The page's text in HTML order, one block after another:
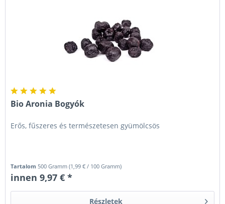
Bio Aronia Bogyók
Erős, fűszeres és természetesen gyümölcsös
Tartalom 500 Gramm(1,99 € / 100 Gramm)
innen 9,97 € *
Részletek